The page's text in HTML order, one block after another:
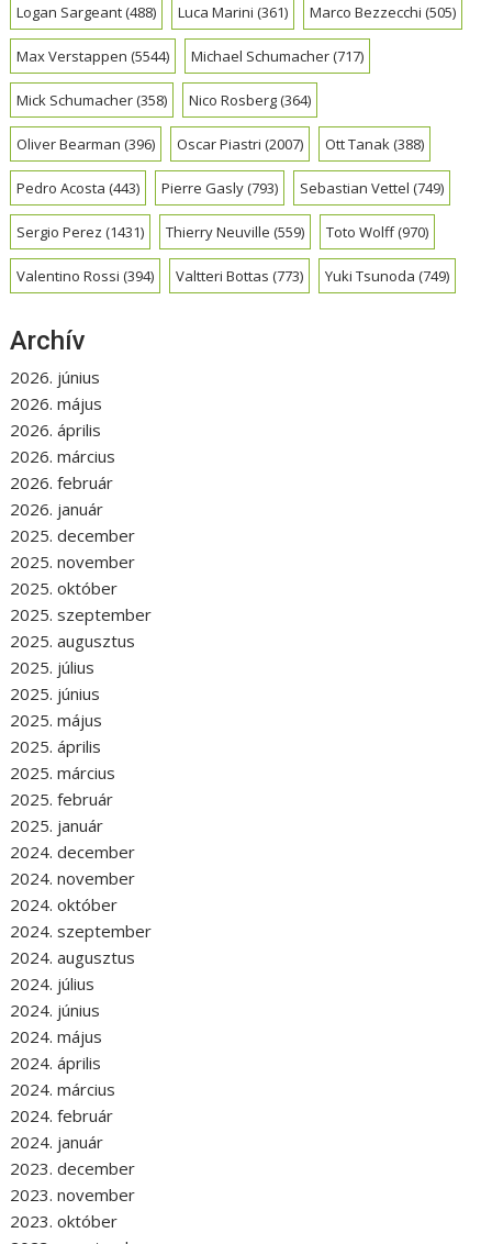
Logan Sargeant(488) Luca Marini (361) Marco Bezzecchi (505)
Max Verstappen (5544) Michael Schumacher(717)
Mick Schumacher(358) Nico Rosberg(364)
Oliver Bearman (396) Oscar Piastri (2007) Ott Tanak(388)
Pedro Acosta (443) Pierre Gasly(793) Sebastian Vettel (749)
Sergio Perez (1431) Thierry Neuville (559) Toto Wolff(970)
Valentino Rossi (394) Valtteri Bottas (773) Yuki Tsunoda (749)
Archív
2026. június
2026. május
2026. április
2026. március
2026. február
2026. január
2025. december
2025. november
2025. október
2025. szeptember
2025. augusztus
2025. július
2025. június
2025. május
2025. április
2025. március
2025. február
2025. január
2024. december
2024. november
2024. október
2024. szeptember
2024. augusztus
2024. július
2024. június
2024. május
2024. április
2024. március
2024. február
2024. január
2023. december
2023. november
2023. október